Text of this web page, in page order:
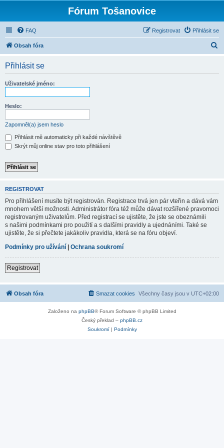
Fórum Tošanovice
FAQ Přihlásit se
Registrovat
Obsah fóra
Přihlásit se
Uživatelské jméno:
Heslo:
Zapomněl(a) jsem heslo
Přihlásit mě automaticky při každé návštěvě
Skrýt můj online stav pro toto přihlášení
REGISTROVAT
Pro přihlášení musíte být registrován. Registrace trvá jen pár vteřin a dává vám
mnohem větší možnosti. Administrátor fóra též může dávat rozšířené pravomoci
registrovaným uživatelům. Před registrací se ujistěte, že jste se obeznámili
s našimi podmínkami pro použití a s dalšími pravidly a ujednáními. Také se
ujistěte, že si přečtete jakákoliv pravidla, která se na fóru objeví.
Podmínky pro užívání | Ochrana soukromí
Registrovat
Obsah fóra Všechny časy jsou v UTC+02:00
Smazat cookies
Založeno na phpBB® Forum Software © phpBB Limited
Český překlad – phpBB.cz
Soukromí| Podmínky